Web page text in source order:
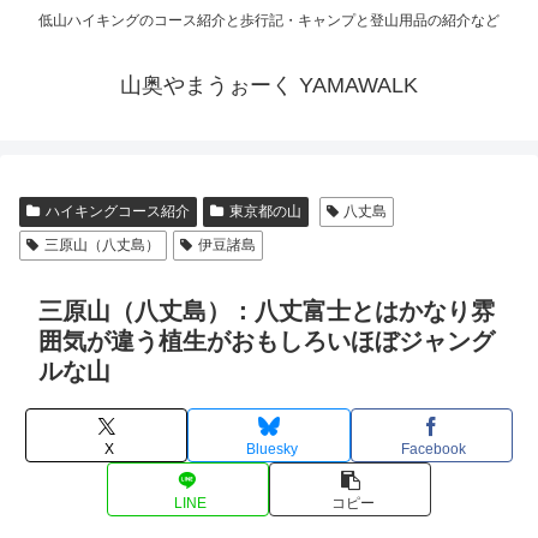
低山ハイキングのコース紹介と歩行記・キャンプと登山用品の紹介など
山奥やまうぉーく YAMAWALK
ハイキングコース紹介 東京都の山
八丈島
三原山（八丈島）
伊豆諸島
三原山（八丈島）：八丈富士とはかなり雰
囲気が違う植生がおもしろいほぼジャング
ルな山
X Bluesky Facebook
LINE コピー